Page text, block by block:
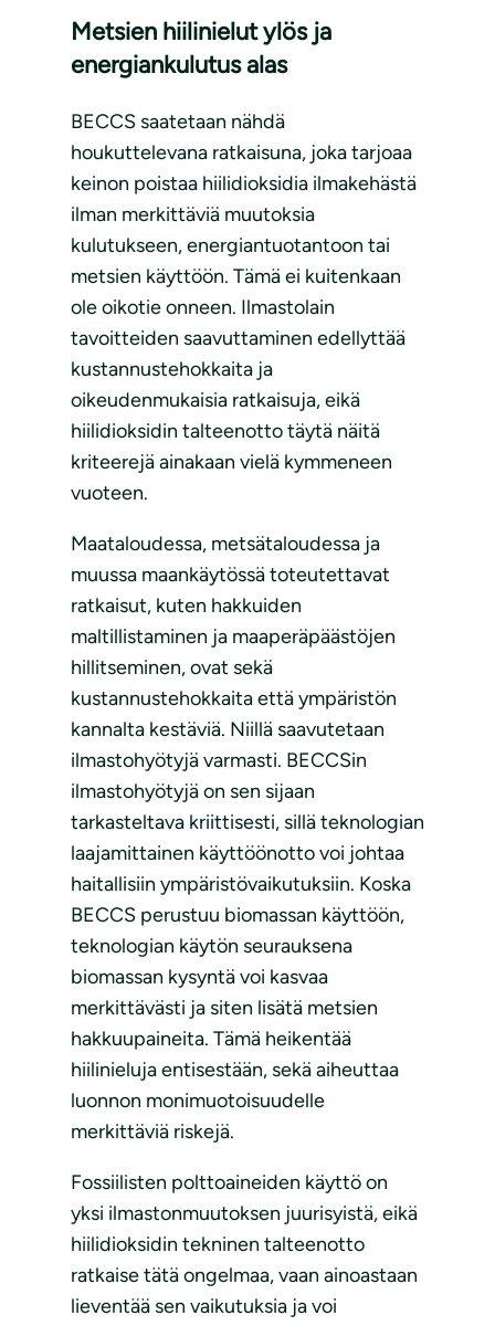
Metsien hiilinielut ylös ja
energiankulutus alas
BECCS saatetaan nähdä
houkuttelevana ratkaisuna, joka tarjoaa
keinon poistaa hiilidioksidia ilmakehästä
ilman merkittäviä muutoksia
kulutukseen, energiantuotantoon tai
metsien käyttöön. Tämä ei kuitenkaan
ole oikotie onneen. Ilmastolain
tavoitteiden saavuttaminen edellyttää
kustannustehokkaita ja
oikeudenmukaisia ratkaisuja, eikä
hiilidioksidin talteenotto täytä näitä
kriteerejä ainakaan vielä kymmeneen
vuoteen.
Maataloudessa, metsätaloudessa ja
muussa maankäytössä toteutettavat
ratkaisut, kuten hakkuiden
maltillistaminen ja maaperäpäästöjen
hillitseminen, ovat sekä
kustannustehokkaita että ympäristön
kannalta kestäviä. Niillä saavutetaan
ilmastohyötyjä varmasti. BECCSin
ilmastohyötyjä on sen sijaan
tarkasteltava kriittisesti, sillä teknologian
laajamittainen käyttöönotto voi johtaa
haitallisiin ympäristövaikutuksiin. Koska
BECCS perustuu biomassan käyttöön,
teknologian käytön seurauksena
biomassan kysyntä voi kasvaa
merkittävästi ja siten lisätä metsien
hakkuupaineita. Tämä heikentää
hiilinieluja entisestään, sekä aiheuttaa
luonnon monimuotoisuudelle
merkittäviä riskejä.
Fossiilisten polttoaineiden käyttö on
yksi ilmastonmuutoksen juurisyistä, eikä
hiilidioksidin tekninen talteenotto
ratkaise tätä ongelmaa, vaan ainoastaan
lieventää sen vaikutuksia ja voi